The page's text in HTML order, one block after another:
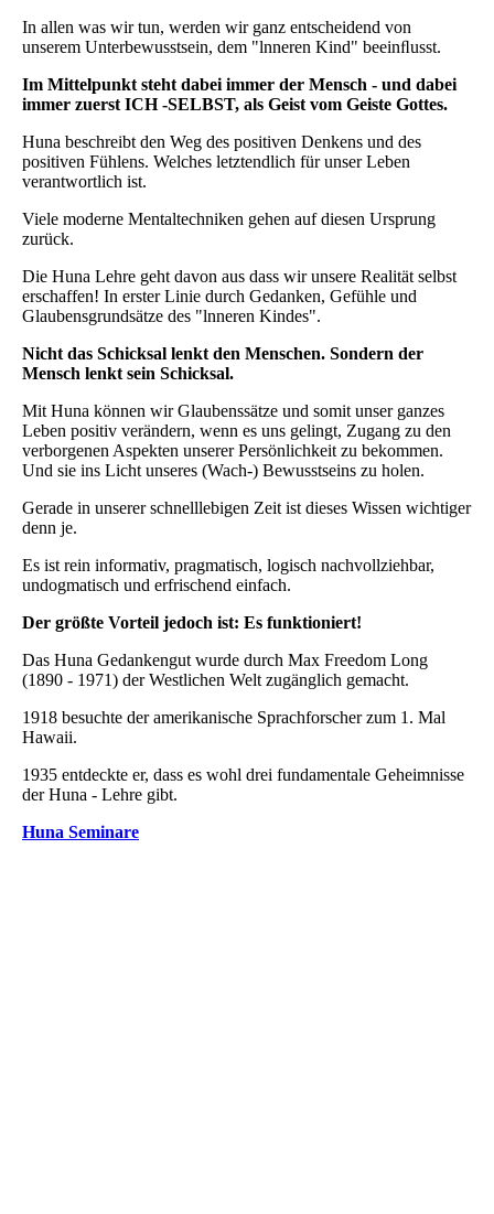
In allen was wir tun, werden wir ganz entscheidend von
unserem Unterbewusstsein, dem "lnneren Kind" beeinﬂusst.
Im Mittelpunkt steht dabei immer der Mensch - und dabei
immer zuerst ICH -SELBST, als Geist vom Geiste Gottes.
Huna beschreibt den Weg des positiven Denkens und des
positiven Fühlens. Welches letztendlich für unser Leben
verantwortlich ist.
Viele moderne Mentaltechniken gehen auf diesen Ursprung
zurück.
Die Huna Lehre geht davon aus dass wir unsere Realität selbst
erschaffen! In erster Linie durch Gedanken, Gefühle und
Glaubensgrundsätze des "lnneren Kindes".
Nicht das Schicksal lenkt den Menschen. Sondern der
Mensch lenkt sein Schicksal.
Mit Huna können wir Glaubenssätze und somit unser ganzes
Leben positiv verändern, wenn es uns gelingt, Zugang zu den
verborgenen Aspekten unserer Persönlichkeit zu bekommen.
Und sie ins Licht unseres (Wach-) Bewusstseins zu holen.
Gerade in unserer schnelllebigen Zeit ist dieses Wissen wichtiger
denn je.
Es ist rein informativ, pragmatisch, logisch nachvollziehbar,
undogmatisch und erfrischend einfach.
Der größte Vorteil jedoch ist: Es funktioniert!
Das Huna Gedankengut wurde durch Max Freedom Long
(1890 - 1971) der Westlichen Welt zugänglich gemacht.
1918 besuchte der amerikanische Sprachforscher zum 1. Mal
Hawaii.
1935 entdeckte er, dass es wohl drei fundamentale Geheimnisse
der Huna - Lehre gibt.
Huna Seminare